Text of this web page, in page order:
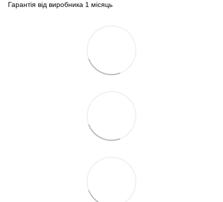
Гарантія від виробника 1 місяць